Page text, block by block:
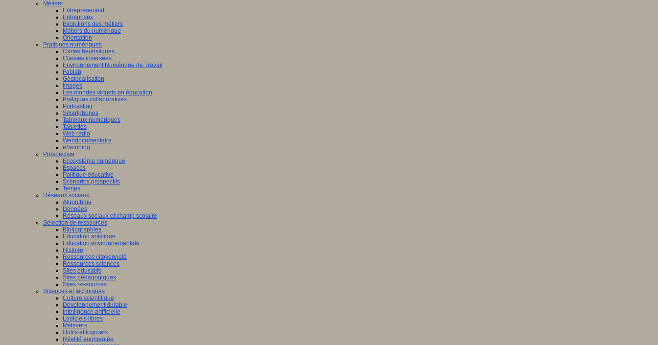
Métiers
Entrepreneuriat
Entreprises
Evolutions des métiers
Métiers du numérique
Orientation
Pratiques numériques
Cartes heuristiques
Classes inversées
Environnement Numérique de Travail
Fablab
Géolocalisation
Images
Les mondes virtuels en éducation
Pratiques collaboratives
Podcasting
Smartphones
Tableaux numériques
Tablettes
Web radio
Webdocumentaire
eTwinning
Prospective
Ecosystème numérique
Espaces
Politique éducative
Scénarios prospectifs
Temps
Réseaux sociaux
Algorithme
Données
Réseaux sociaux et champ scolaire
Sélection de ressources
Bibliographies
Education artistique
Education environnementale
Histoire
Ressources citoyenneté
Ressources sciences
Sites éducatifs
Sites pédagogiques
Sites ressources
Sciences et techniques
Culture scientifique
Développement durable
Intelligence artificielle
Logiciels libres
Métavers
Outils et logiciels
Réalité augmentée